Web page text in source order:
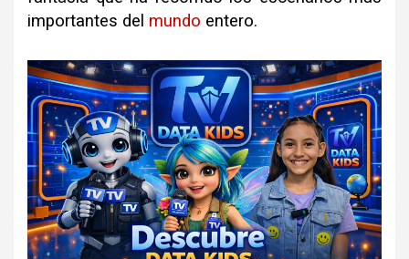
importantes del mundo entero.